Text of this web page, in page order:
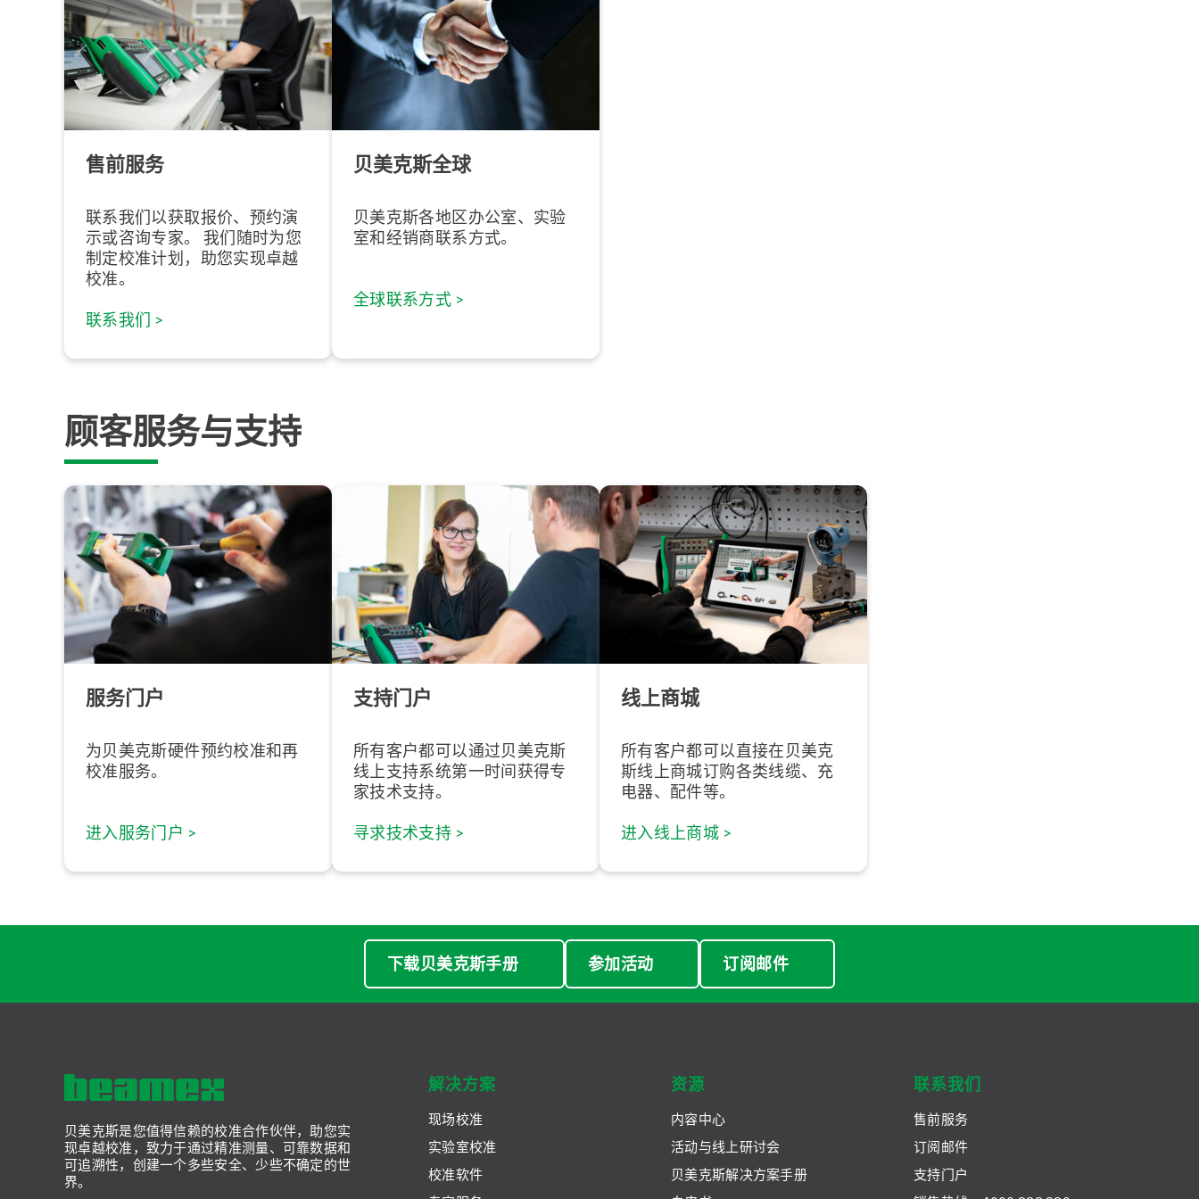
售前服务
联系我们以获取报价、预约演
示或咨询专家。 我们随时为您
制定校准计划，助您实现卓越
校准。
联系我们 >
贝美克斯全球
贝美克斯各地区办公室、实验
室和经销商联系方式。
全球联系方式 >
顾客服务与支持
服务门户
为贝美克斯硬件预约校准和再
校准服务。
进入服务门户 >
支持门户
所有客户都可以通过贝美克斯
线上支持系统第一时间获得专
家技术支持。
寻求技术支持 >
线上商城
所有客户都可以直接在贝美克
斯线上商城订购各类线缆、充
电器、配件等。
进入线上商城 >
下载贝美克斯手册 参加活动 订阅邮件
贝美克斯是您值得信赖的校准合作伙伴，助您实
现卓越校准，致力于通过精准测量、可靠数据和
可追溯性，创建一个多些安全、少些不确定的世
界。
解决方案
现场校准
实验室校准
校准软件
资源
内容中心
活动与线上研讨会
贝美克斯解决方案手册
联系我们
售前服务
订阅邮件
支持门户